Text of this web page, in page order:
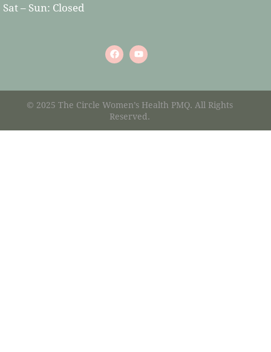
Sat – Sun: Closed
© 2025 The Circle Women’s Health PMQ. All Rights
Reserved.